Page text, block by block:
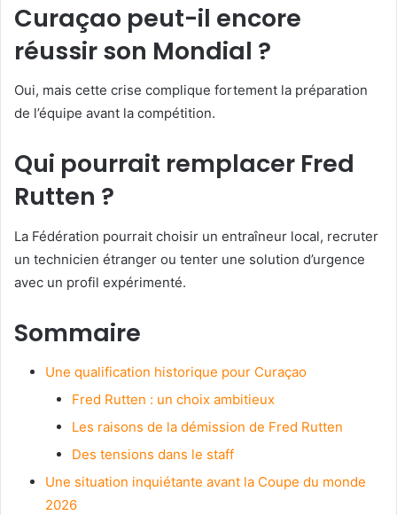
Curaçao peut-il encore
réussir son Mondial ?
Oui, mais cette crise complique fortement la préparation
de l’équipe avant la compétition.
Qui pourrait remplacer Fred
Rutten ?
La Fédération pourrait choisir un entraîneur local, recruter
un technicien étranger ou tenter une solution d’urgence
avec un profil expérimenté.
Sommaire
Une qualification historique pour Curaçao
Fred Rutten : un choix ambitieux
Les raisons de la démission de Fred Rutten
Des tensions dans le staff
Une situation inquiétante avant la Coupe du monde
2026